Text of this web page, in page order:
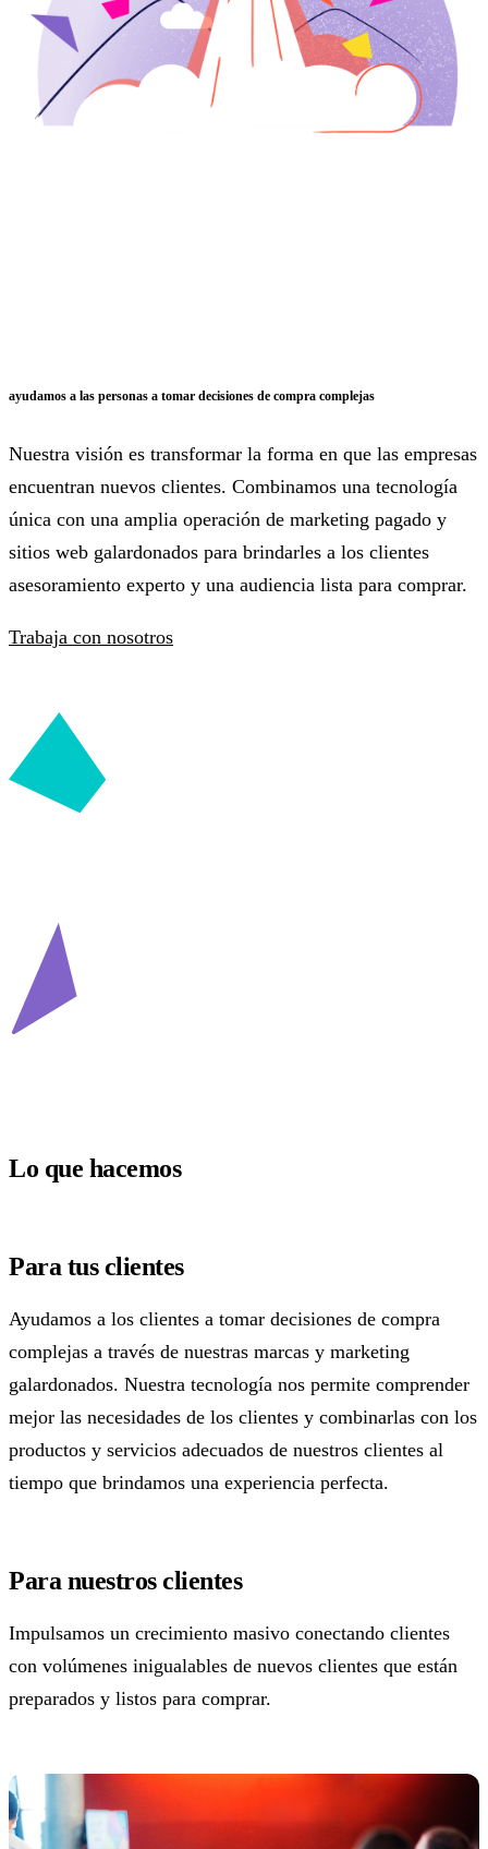
ayudamos a las personas a tomar decisiones de compra complejas
Nuestra visión es transformar la forma en que las empresas
encuentran nuevos clientes. Combinamos una tecnología
única con una amplia operación de marketing pagado y
sitios web galardonados para brindarles a los clientes
asesoramiento experto y una audiencia lista para comprar.
Trabaja con nosotros
Lo que hacemos
Para tus clientes
Ayudamos a los clientes a tomar decisiones de compra
complejas a través de nuestras marcas y marketing
galardonados. Nuestra tecnología nos permite comprender
mejor las necesidades de los clientes y combinarlas con los
productos y servicios adecuados de nuestros clientes al
tiempo que brindamos una experiencia perfecta.
Para nuestros clientes
Impulsamos un crecimiento masivo conectando clientes
con volúmenes inigualables de nuevos clientes que están
preparados y listos para comprar.